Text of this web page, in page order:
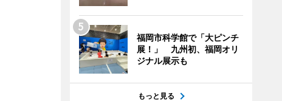
福岡市科学館で「大ピンチ
展！」 九州初、福岡オリ
ジナル展示も
もっと見る